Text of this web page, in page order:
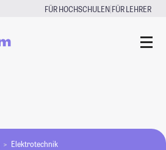
FÜR HOCHSCHULEN|FÜR LEHRER
Elektrotechnik